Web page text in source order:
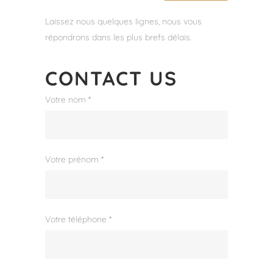
Laissez nous quelques lignes, nous vous
répondrons dans les plus brefs délais.
CONTACT US
Votre nom *
Votre prénom *
Votre téléphone *